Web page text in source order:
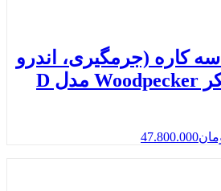
کاره (جرمگیری، اندرو
و پریو) وودپیکر Woodpecker مدل D
47.800.000